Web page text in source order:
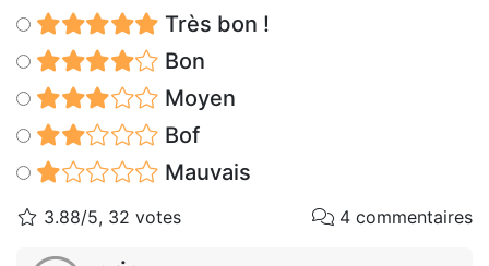
Très bon !
Bon
Moyen
Bof
Mauvais
3.88/5, 32 votes 4 commentaires